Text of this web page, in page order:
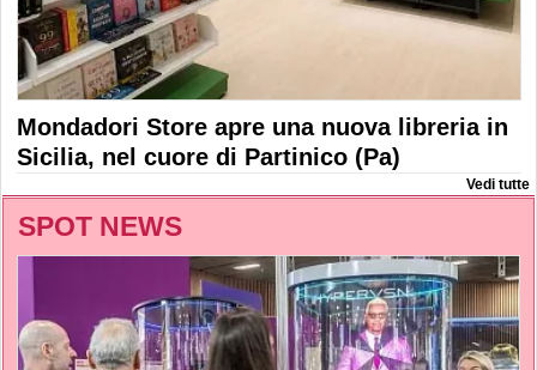
Mondadori Store apre una nuova libreria in
Sicilia, nel cuore di Partinico (Pa)
Vedi tutte
SPOT NEWS